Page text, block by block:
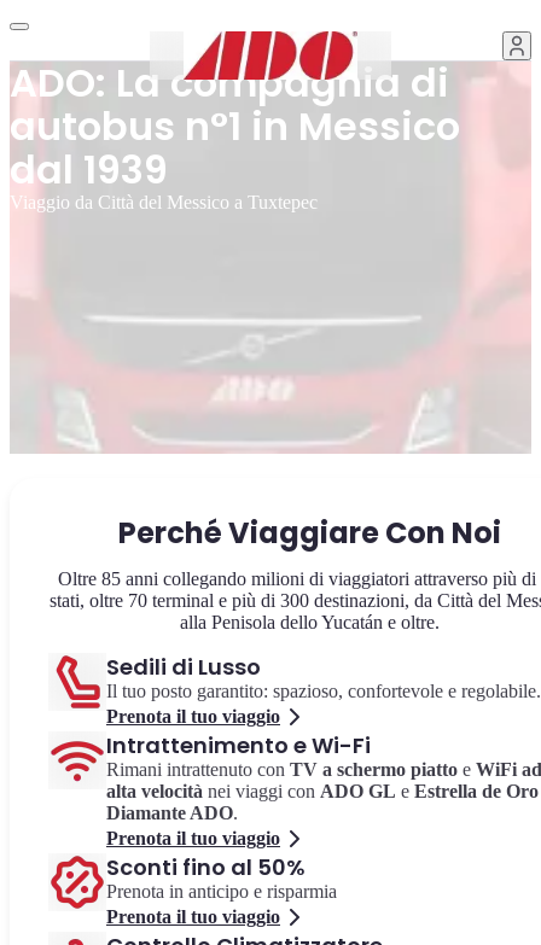
ADO: La compagnia di
autobus n°1 in Messico
dal 1939
Viaggio da Città del Messico a Tuxtepec
Perché Viaggiare Con Noi
Oltre 85 anni collegando milioni di viaggiatori attraverso più di
stati, oltre 70 terminal e più di 300 destinazioni, da Città del
alla Penisola dello Yucatán e oltre.
Sedili di Lusso
Il tuo posto garantito: spazioso, confortevole e regolabile.
Prenota il tuo viaggio
Intrattenimento e Wi-Fi
Rimani intrattenuto con TV a schermo piatto e WiFi ad
alta velocità nei viaggi con ADO GL e Estrella de Oro
Diamante ADO.
Prenota il tuo viaggio
Sconti fino al 50%
Prenota in anticipo e risparmia
Prenota il tuo viaggio